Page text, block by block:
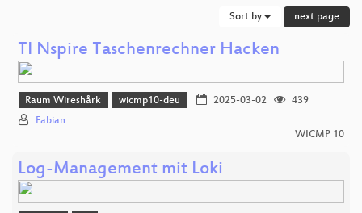
Sort by next page
TI Nspire Taschenrechner Hacken
Raum Wireshårk wicmp10-deu 2025-03-02
439
Fabian
WICMP 10
Log-Management mit Loki